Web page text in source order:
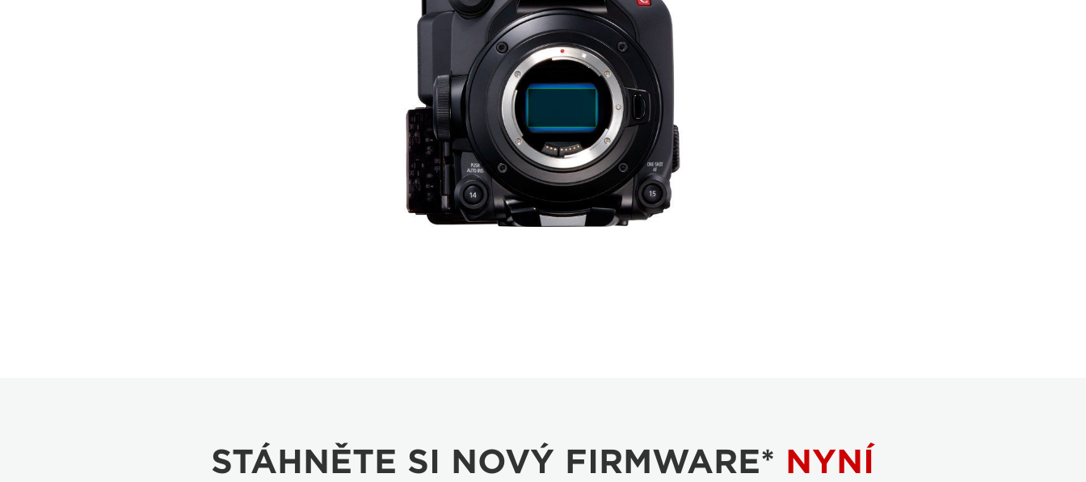
STÁHNĚTE SI NOVÝ FIRMWARE* NYNÍ